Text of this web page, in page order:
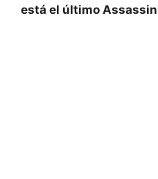
está el último